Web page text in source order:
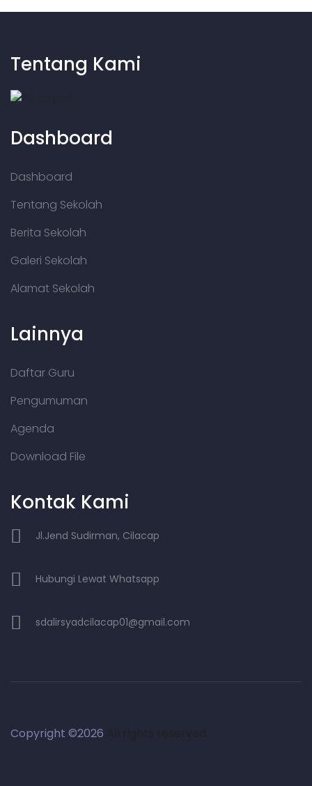
Tentang Kami
Dashboard
Dashboard
Tentang Sekolah
Berita Sekolah
Galeri Sekolah
Alamat Sekolah
Lainnya
Daftar Guru
Pengumuman
Agenda
Download File
Kontak Kami
Jl.Jend Sudirman, Cilacap
Hubungi Lewat Whatsapp
sdalirsyadcilacap01@gmail.com
Copyright ©2026 All rights reserved.